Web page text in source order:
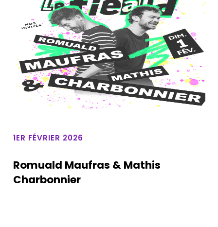
1ER FÉVRIER 2026
Romuald Maufras & Mathis
Charbonnier